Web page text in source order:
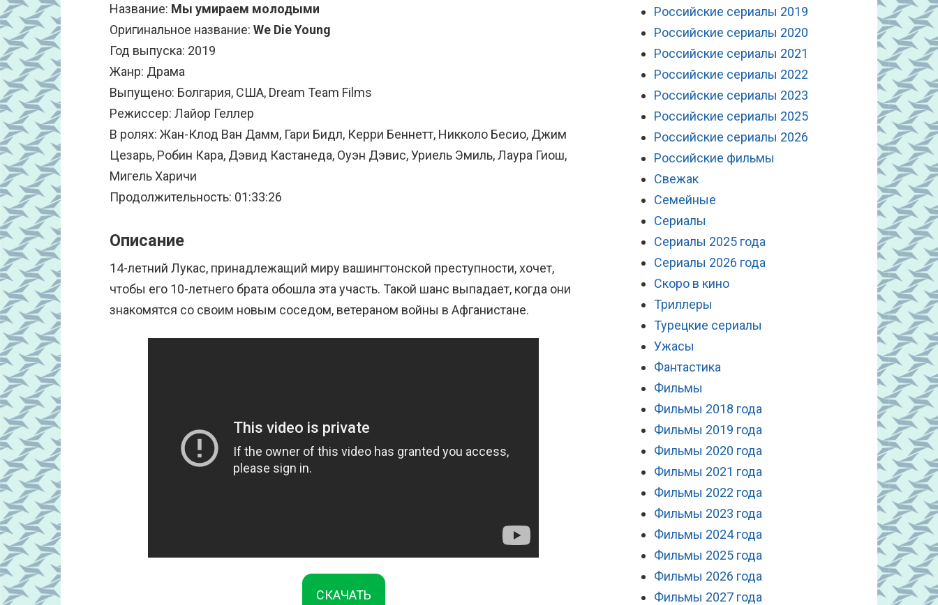
Название: Мы умираем молодыми
Оригинальное название: We Die Young
Год выпуска: 2019
Жанр: Драма
Выпущено: Болгария, США, Dream Team Films
Режиссер: Лайор Геллер
В ролях: Жан-Клод Ван Дамм, Гари Бидл, Керри Беннетт, Никколо Бесио, Джим
Цезарь, Робин Кара, Дэвид Кастанеда, Оуэн Дэвис, Уриель Эмиль, Лаура Гиош,
Мигель Харичи
Продолжительность: 01:33:26
Описание
14-летний Лукас, принадлежащий миру вашингтонской преступности, хочет,
чтобы его 10-летнего брата обошла эта участь. Такой шанс выпадает, когда они
знакомятся со своим новым соседом, ветераном войны в Афганистане.
СКАЧАТЬ
Российские сериалы 2019
Российские сериалы 2020
Российские сериалы 2021
Российские сериалы 2022
Российские сериалы 2023
Российские сериалы 2025
Российские сериалы 2026
Российские фильмы
Свежак
Семейные
Сериалы
Сериалы 2025 года
Сериалы 2026 года
Скоро в кино
Триллеры
Турецкие сериалы
Ужасы
Фантастика
Фильмы
Фильмы 2018 года
Фильмы 2019 года
Фильмы 2020 года
Фильмы 2021 года
Фильмы 2022 года
Фильмы 2023 года
Фильмы 2024 года
Фильмы 2025 года
Фильмы 2026 года
Фильмы 2027 года